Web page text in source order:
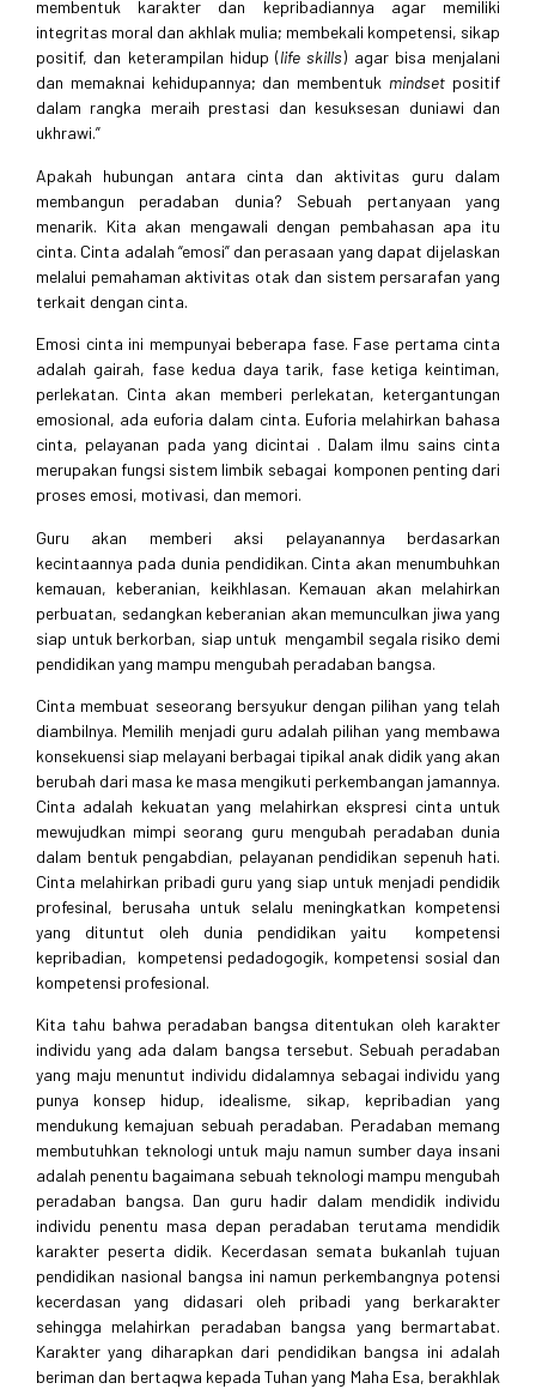
membentuk karakter dan kepribadiannya agar memiliki
integritas moral dan akhlak mulia; membekali kompetensi, sikap
positif, dan keterampilan hidup (life skills) agar bisa menjalani
dan memaknai kehidupannya; dan membentukmindset positif
dalam rangka meraih prestasi dan kesuksesan duniawi dan
ukhrawi.”
Apakah hubungan antara cinta dan aktivitas guru dalam
membangun peradaban dunia? Sebuah pertanyaan yang
menarik. Kita akan mengawali dengan pembahasan apa itu
cinta. Cinta adalah “emosi” dan perasaan yang dapat dijelaskan
melalui pemahaman aktivitas otak dan sistem persarafan yang
terkait dengan cinta.
Emosi cinta ini mempunyai beberapa fase. Fase pertama cinta
adalah gairah, fase kedua daya tarik, fase ketiga keintiman,
perlekatan. Cinta akan memberi perlekatan, ketergantungan
emosional, ada euforia dalam cinta. Euforia melahirkan bahasa
cinta, pelayanan pada yang dicintai . Dalam ilmu sains cinta
merupakan fungsi sistem limbik sebagai komponen penting dari
proses emosi, motivasi, dan memori.
Guru akan memberi aksi pelayanannya berdasarkan
kecintaannya pada dunia pendidikan. Cinta akan menumbuhkan
kemauan, keberanian, keikhlasan. Kemauan akan melahirkan
perbuatan, sedangkan keberanian akan memunculkan jiwa yang
siap untuk berkorban, siap untuk mengambil segala risiko demi
pendidikan yang mampu mengubah peradaban bangsa.
Cinta membuat seseorang bersyukur dengan pilihan yang telah
diambilnya. Memilih menjadi guru adalah pilihan yang membawa
konsekuensi siap melayani berbagai tipikal anak didik yang akan
berubah dari masa ke masa mengikuti perkembangan jamannya.
Cinta adalah kekuatan yang melahirkan ekspresi cinta untuk
mewujudkan mimpi seorang guru mengubah peradaban dunia
dalam bentuk pengabdian, pelayanan pendidikan sepenuh hati.
Cinta melahirkan pribadi guru yang siap untuk menjadi pendidik
profesinal, berusaha untuk selalu meningkatkan kompetensi
yang dituntut oleh dunia pendidikan yaitu kompetensi
kepribadian, kompetensi pedadogogik, kompetensi sosial dan
kompetensi profesional.
Kita tahu bahwa peradaban bangsa ditentukan oleh karakter
individu yang ada dalam bangsa tersebut. Sebuah peradaban
yang maju menuntut individu didalamnya sebagai individu yang
punya konsep hidup, idealisme, sikap, kepribadian yang
mendukung kemajuan sebuah peradaban. Peradaban memang
membutuhkan teknologi untuk maju namun sumber daya insani
adalah penentu bagaimana sebuah teknologi mampu mengubah
peradaban bangsa. Dan guru hadir dalam mendidik individu
individu penentu masa depan peradaban terutama mendidik
karakter peserta didik. Kecerdasan semata bukanlah tujuan
pendidikan nasional bangsa ini namun perkembangnya potensi
kecerdasan yang didasari oleh pribadi yang berkarakter
sehingga melahirkan peradaban bangsa yang bermartabat.
Karakter yang diharapkan dari pendidikan bangsa ini adalah
beriman dan bertaqwa kepada Tuhan yang Maha Esa, berakhlak